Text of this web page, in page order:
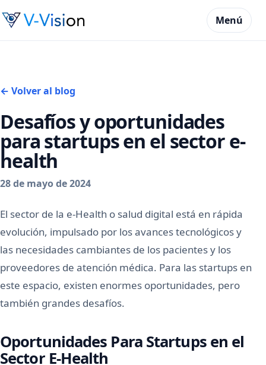
Menú
← Volver al blog
Desafíos y oportunidades
para startups en el sector e-
health
28 de mayo de 2024
El sector de la e-Health o salud digital está en rápida
evolución, impulsado por los avances tecnológicos y
las necesidades cambiantes de los pacientes y los
proveedores de atención médica. Para las startups en
este espacio, existen enormes oportunidades, pero
también grandes desafíos.
Oportunidades Para Startups en el
Sector E-Health